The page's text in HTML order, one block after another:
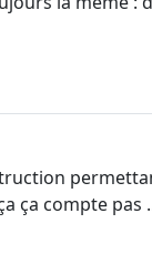
ça compte pas